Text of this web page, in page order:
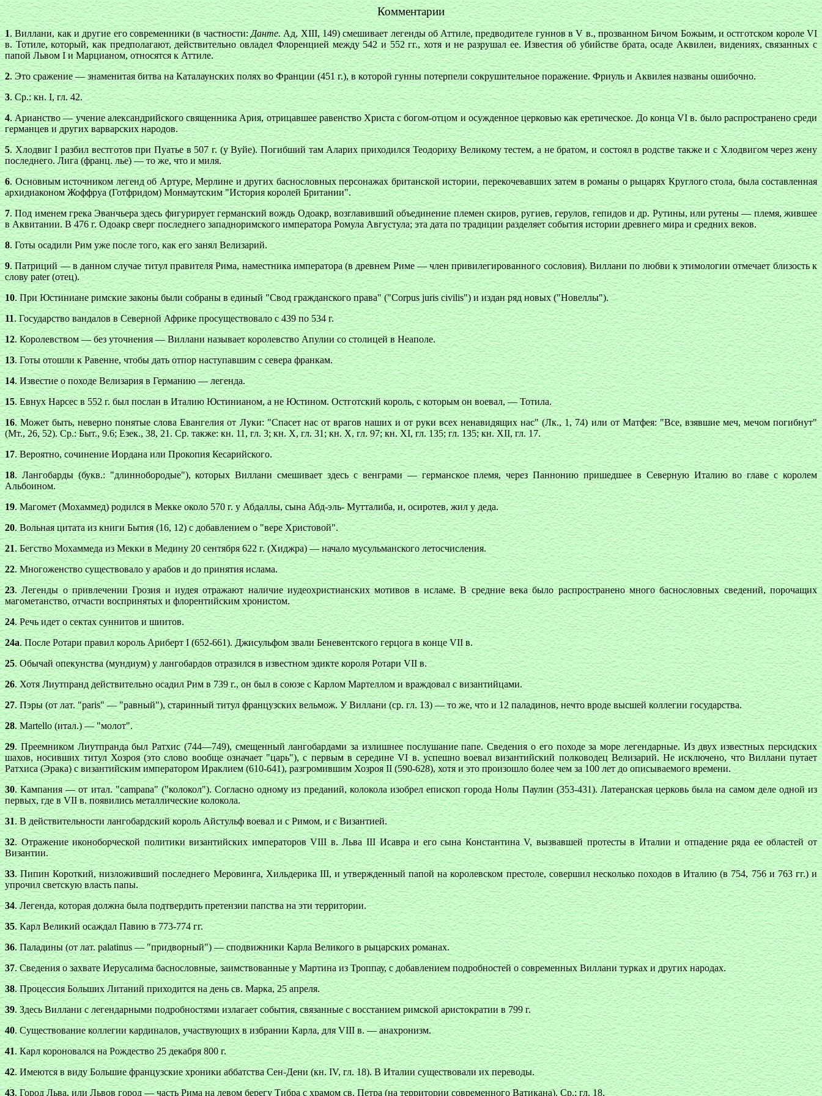
Комментарии
1. Виллани, как и другие его современники (в частности:Данте.Ад, XIII, 149) смешивает легенды об Аттиле, предводителе гуннов в V в., прозванном Бичом Божьим, и остготском короле VI
в. Тотиле, который, как предполагают, действительно овладел Флоренцией между 542 и 552 гг., хотя и не разрушал ее. Известия об убийстве брата, осаде Аквилеи, видениях, связанных с
папой Львом I и Марцианом, относятся к Аттиле.
2. Это сражение — знаменитая битва на Каталаунских полях во Франции (451 г.), в которой гунны потерпели сокрушительное поражение. Фриуль и Аквилея названы ошибочно.
3. Ср.: кн. I, гл. 42.
4. Арианство — учение александрийского священника Ария, отрицавшее равенство Христа с богом-отцом и осужденное церковью как еретическое. До конца VI в. было распространено среди
германцев и других варварских народов.
5. Хлодвиг I разбил вестготов при Пуатье в 507 г. (у Вуйе). Погибший там Аларих приходился Теодориху Великому тестем, а не братом, и состоял в родстве также и с Хлодвигом через жену
последнего. Лига (франц. лье) — то же, что и миля.
6. Основным источником легенд об Артуре, Мерлине и других баснословных персонажах британской истории, перекочевавших затем в романы о рыцарях Круглого стола, была составленная
архидиаконом Жоффруа (Готфридом) Монмаутским "История королей Британии".
7. Под именем грека Эванчьера здесь фигурирует германский вождь Одоакр, возглавивший объединение племен скиров, ругиев, герулов, гепидов и др. Рутины, или рутены — племя, жившее
в Аквитании. В 476 г. Одоакр сверг последнего западноримского императора Ромула Августула; эта дата по традиции разделяет события истории древнего мира и средних веков.
8. Готы осадили Рим уже после того, как его занял Велизарий.
9. Патриций — в данном случае титул правителя Рима, наместника императора (в древнем Риме — член привилегированного сословия). Виллани по любви к этимологии отмечает близость к
слову pater (отец).
10. При Юстиниане римские законы были собраны в единый "Свод гражданского права" ("Corpus juris civilis") и издан ряд новых ("Новеллы").
11. Государство вандалов в Северной Африке просуществовало с 439 по 534 г.
12. Королевством — без уточнения — Виллани называет королевство Апулии со столицей в Неаполе.
13. Готы отошли к Равенне, чтобы дать отпор наступавшим с севера франкам.
14. Известие о походе Велизария в Германию — легенда.
15. Евнух Нарсес в 552 г. был послан в Италию Юстинианом, а не Юстином. Остготский король, с которым он воевал, — Тотила.
16. Может быть, неверно понятые слова Евангелия от Луки: "Спасет нас от врагов наших и от руки всех ненавидящих нас" (Лк., 1, 74) или от Матфея: "Все, взявшие меч, мечом погибнут"
(Мт., 26, 52). Ср.: Быт., 9.6; Езек., 38, 21. Ср. также: кн. 11, гл. 3; кн. X, гл. 31; кн. X, гл. 97; кн. XI, гл. 135; гл. 135; кн. XII, гл. 17.
17. Вероятно, сочинение Иордана или Прокопия Кесарийского.
18. Лангобарды (букв.: "длиннобородые"), которых Виллани смешивает здесь с венграми — германское племя, через Паннонию пришедшее в Северную Италию во главе с королем
Альбоином.
19. Магомет (Мохаммед) родился в Мекке около 570 г. у Абдаллы, сына Абд-эль- Мутталиба, и, осиротев, жил у деда.
20. Вольная цитата из книги Бытия (16, 12) с добавлением о "вере Христовой".
21. Бегство Мохаммеда из Мекки в Медину 20 сентября 622 г. (Хиджра) — начало мусульманского летосчисления.
22. Многоженство существовало у арабов и до принятия ислама.
23. Легенды о привлечении Грозия и иудея отражают наличие иудеохристианских мотивов в исламе. В средние века было распространено много баснословных сведений, порочащих
магометанство, отчасти воспринятых и флорентийским хронистом.
24. Речь идет о сектах суннитов и шиитов.
24а. После Ротари правил король Ариберт I (652-661). Джисульфом звали Беневентского герцога в конце VII в.
25. Обычай опекунства (мундиум) у лангобардов отразился в известном эдикте короля Ротари VII в.
26. Хотя Лиутпранд действительно осадил Рим в 739 г., он был в союзе с Карлом Мартеллом и враждовал с византийцами.
27. Пэры (от лат. "paris" — "равный"), старинный титул французских вельмож. У Виллани (ср. гл. 13) — то же, что и 12 паладинов, нечто вроде высшей коллегии государства.
28. Martello (итал.) — "молот".
29. Преемником Лиутпранда был Ратхис (744—749), смещенный лангобардами за излишнее послушание папе. Сведения о его походе за море легендарные. Из двух известных персидских
шахов, носивших титул Хозроя (это слово вообще означает "царь"), с первым в середине VI в. успешно воевал византийский полководец Велизарий. Не исключено, что Виллани путает
Ратхиса (Эрака) с византийским императором Ираклием (610-641), разгромившим Хозроя II (590-628), хотя и это произошло более чем за 100 лет до описываемого времени.
30. Кампания — от итал. "campana" ("колокол"). Согласно одному из преданий, колокола изобрел епископ города Нолы Паулин (353-431). Латеранская церковь была на самом деле одной из
первых, где в VII в. появились металлические колокола.
31. В действительности лангобардский король Айстульф воевал и с Римом, и с Византией.
32. Отражение иконоборческой политики византийских императоров VIII в. Льва III Исавра и его сына Константина V, вызвавшей протесты в Италии и отпадение ряда ее областей от
Византии.
33. Пипин Короткий, низложивший последнего Меровинга, Хильдерика III, и утвержденный папой на королевском престоле, совершил несколько походов в Италию (в 754, 756 и 763 гг.) и
упрочил светскую власть папы.
34. Легенда, которая должна была подтвердить претензии папства на эти территории.
35. Карл Великий осаждал Павию в 773-774 гг.
36. Паладины (от лат. palatinus — "придворный") — сподвижники Карла Великого в рыцарских романах.
37. Сведения о захвате Иерусалима баснословные, заимствованные у Мартина из Троппау, с добавлением подробностей о современных Виллани турках и других народах.
38. Процессия Больших Литаний приходится на день св. Марка, 25 апреля.
39. Здесь Виллани с легендарными подробностями излагает события, связанные с восстанием римской аристократии в 799 г.
40. Существование коллегии кардиналов, участвующих в избрании Карла, для VIII в. — анахронизм.
41. Карл короновался на Рождество 25 декабря 800 г.
42. Имеются в виду Большие французские хроники аббатства Сен-Дени (кн. IV, гл. 18). В Италии существовали их переводы.
43. Город Льва, или Львов город — часть Рима на левом берегу Тибра с храмом св. Петра (на территории современного Ватикана). Ср.: гл. 18.